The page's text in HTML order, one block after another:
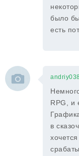
было
есть
RPG, и
в